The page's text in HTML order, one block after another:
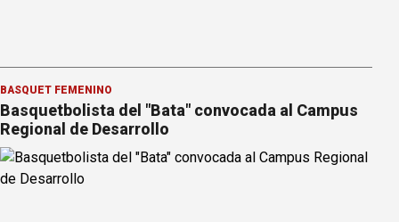
BÁSQUET FEMENINO
Basquetbolista del "Bata" convocada al Campus
Regional de Desarrollo